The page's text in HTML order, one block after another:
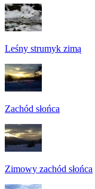
Leśny strumyk zimą
Zachód słońca
Zimowy zachód słońca